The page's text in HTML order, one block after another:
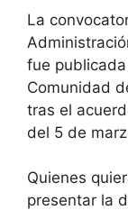
La
fue
Comunidad
tras el
del 5 de
Quienes
presentar la